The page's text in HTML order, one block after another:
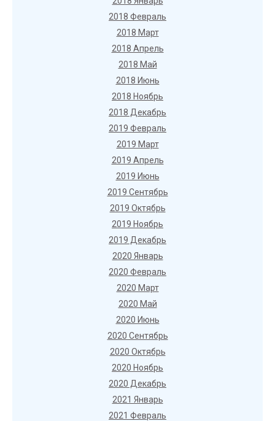
2018 Февраль
2018 Март
2018 Апрель
2018 Май
2018 Июнь
2018 Ноябрь
2018 Декабрь
2019 Февраль
2019 Март
2019 Апрель
2019 Июнь
2019 Сентябрь
2019 Октябрь
2019 Ноябрь
2019 Декабрь
2020 Январь
2020 Февраль
2020 Март
2020 Май
2020 Июнь
2020 Сентябрь
2020 Октябрь
2020 Ноябрь
2020 Декабрь
2021 Январь
2021 Февраль